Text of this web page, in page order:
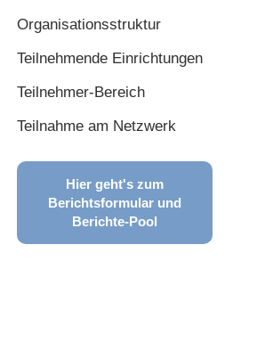
Organisationsstruktur
Teilnehmende Einrichtungen
Teilnehmer-Bereich
Teilnahme am Netzwerk
Hier geht's zum
Berichtsformular und
Berichte-Pool